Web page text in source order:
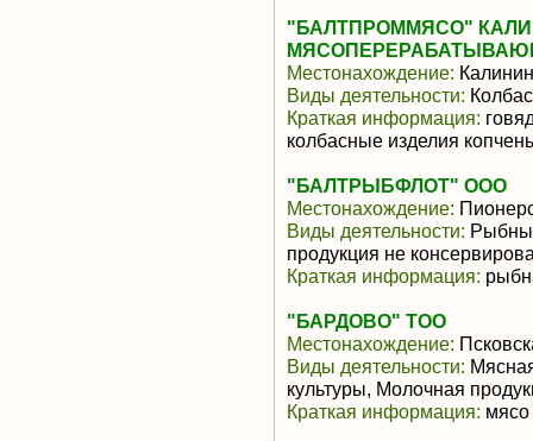
"БАЛТПРОММЯСО"
Местонахождение:
Виды деятельности:
Краткая информация:
колбасные изделия
"БАЛТРЫБФЛОТ" ООО
Местонахождение:
Виды деятельности:
продукция не
Краткая информация:
"БАРДОВО" ТОО
Местонахождение:
Виды деятельности:
культуры, Молочная
Краткая информация: мясо